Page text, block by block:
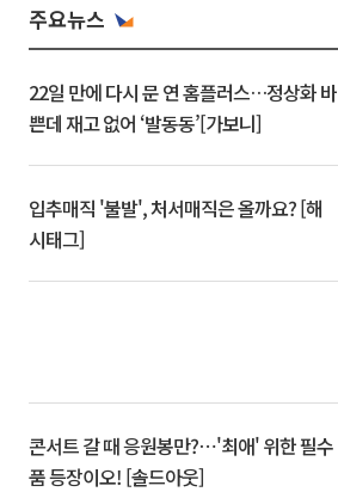
주요뉴스
22일 만에 다시 문 연 홈플러스…정상화 바
쁜데 재고 없어 ‘발동동’[가보니]
입추매직 '불발', 처서매직은 올까요? [해
시태그]
콘서트 갈 때 응원봉만?⋯'최애' 위한 필수
품 등장이오! [솔드아웃]